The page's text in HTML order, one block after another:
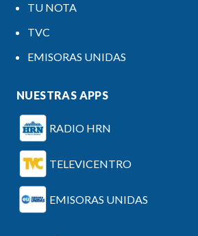
TU NOTA
TVC
EMISORAS UNIDAS
NUESTRAS APPS
RADIO HRN
TELEVICENTRO
EMISORAS UNIDAS